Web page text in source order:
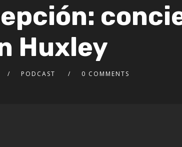
Huxley
PODCAST 0 COMMENTS